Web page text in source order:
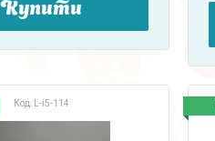
Купити
L-i5-114